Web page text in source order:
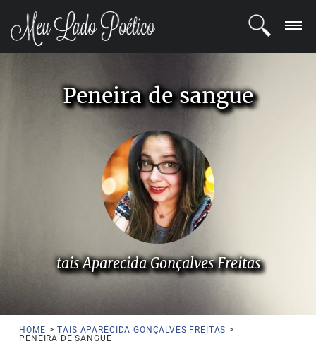
REGISTROPeneira de sangue
tais Aparecida Gonçalves Freitas
HOME > TAIS APARECIDA GONÇALVES FREITAS >
PENEIRA DE SANGUE